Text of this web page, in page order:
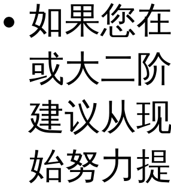
如果您
或大二阶
建议从
始努力